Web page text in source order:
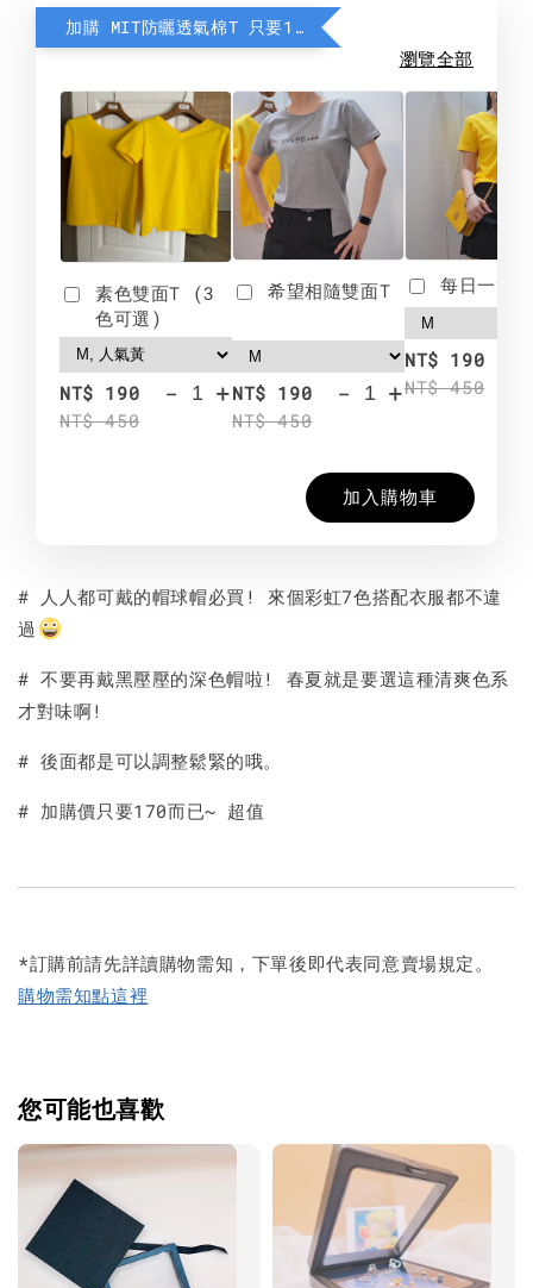
加購 MIT防曬透氣棉T 只要190元
瀏覽全部
素色雙面T (3
色可選)
NT$ 190
NT$ 450
- +
希望相隨雙面T
NT$ 190
NT$ 450
- +
每日一笑
NT$ 190
NT$ 450
加入購物車
# 人人都可戴的帽球帽必買! 來個彩虹7色搭配衣服都不違
過
# 不要再戴黑壓壓的深色帽啦! 春夏就是要選這種清爽色系
才對味啊!
# 後面都是可以調整鬆緊的哦。
# 加購價只要170而已~ 超值
*訂購前請先詳讀購物需知，下單後即代表同意賣場規定。
購物需知點這裡
您可能也喜歡